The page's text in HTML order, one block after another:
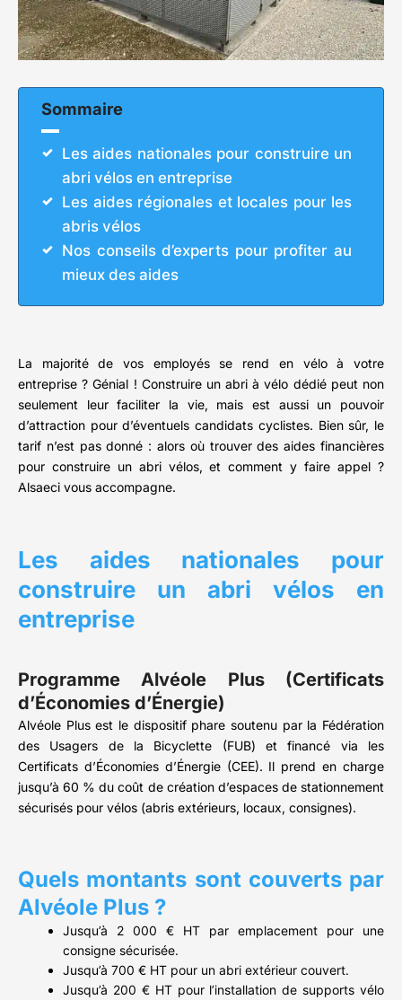
Sommaire
Les aides nationales pour construire un
abri vélos en entreprise
Les aides régionales et locales pour les
abris vélos
Nos conseils d’experts pour profiter au
mieux des aides
La majorité de vos employés se rend en vélo à votre
entreprise ? Génial ! Construire un abri à vélo dédié peut non
seulement leur faciliter la vie, mais est aussi un pouvoir
d’attraction pour d’éventuels candidats cyclistes. Bien sûr, le
tarif n’est pas donné : alors où trouver des aides financières
pour construire un abri vélos, et comment y faire appel ?
Alsaeci vous accompagne.
Les aides nationales pour
construire un abri vélos en
entreprise
Programme Alvéole Plus (Certificats
d’Économies d’Énergie)
Alvéole Plus est le dispositif phare soutenu par la Fédération
des Usagers de la Bicyclette (FUB) et financé via les
Certificats d’Économies d’Énergie (CEE). Il prend en charge
jusqu’à 60 % du coût de création d’espaces de stationnement
sécurisés pour vélos (abris extérieurs, locaux, consignes).
Quels montants sont couverts par
Alvéole Plus ?
Jusqu’à 2 000 € HT par emplacement pour une
consigne sécurisée.
Jusqu’à 700 € HT pour un abri extérieur couvert.
Jusqu’à 200 € HT pour l’installation de supports vélo